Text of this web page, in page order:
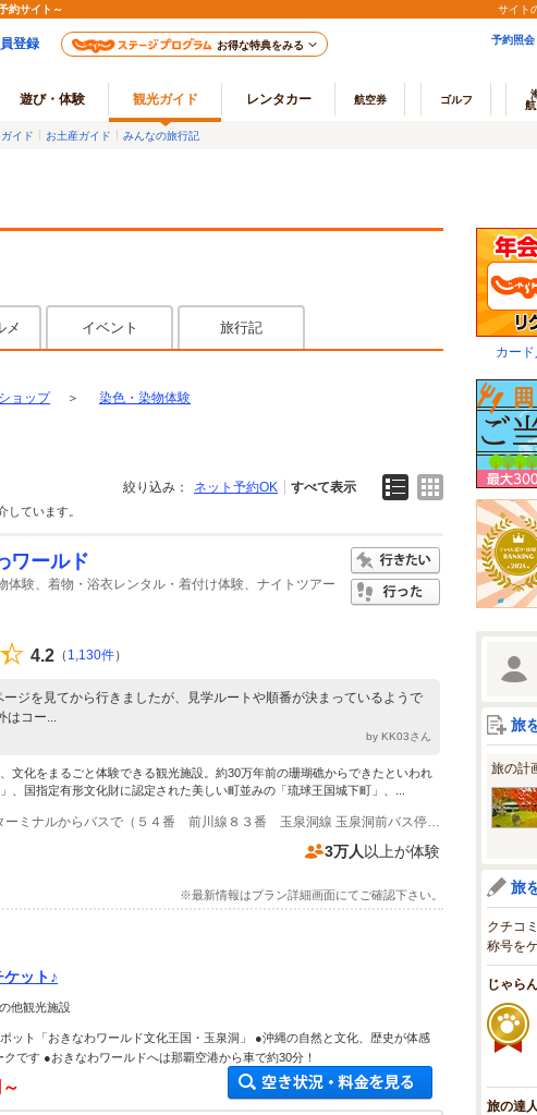
約サイト～ サイト
登録 お得な特典をみる 予約照
遊び・体験 観光ガイド レンタカー 航空券 ゴルフ
イド お土産ガイド みんなの旅行記
メ イベント 旅行記
ョップ ＞ 染色・染物体験
絞り込み： ネット予約OK すべて表示
しています。
ワールド
体験、着物・浴衣レンタル・着付け体験、ナイトツアー
4.2 （ 1,130件）
ージを見てから行きましたが、見学ルートや順番が決まっているようで
はコー...
by KK03さん
文化をまるごと体験できる観光施設。約30万年前の珊瑚礁からできたといわれ
、国指定有形文化財に認定された美しい町並みの「琉球王国城下町」、...
(1)那覇バスターミナルからバスで（５４番 前川線８３番 玉泉洞線 玉泉洞前バス停下車)
3万人 以上が体験
※最新情報はプラン詳細画面にてご確認下さい。
ット♪
他観光施設
ット「おきなわワールド文化王国・玉泉洞」 ●沖縄の自然と文化、歴史が体感
です ●おきなわワールドへは那覇空港から車で約30分！
空き状況・料金を
カー
旅
旅の計
旅
クチコ
称号を
じゃら
旅の達